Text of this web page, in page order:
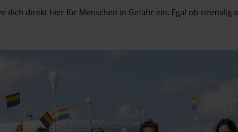
dich direkt hier für Menschen in Gefahr ein. Egal ob